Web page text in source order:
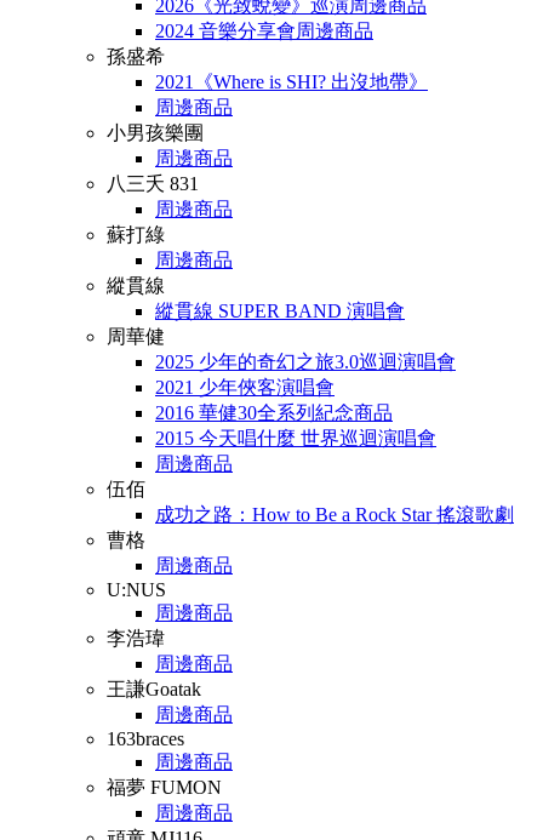
2026《光致蛻變》巡演周邊商品
2024 音樂分享會周邊商品
孫盛希
2021《Where is SHI? 出沒地帶》
周邊商品
小男孩樂團
周邊商品
八三夭 831
周邊商品
蘇打綠
周邊商品
縱貫線
縱貫線 SUPER BAND 演唱會
周華健
2025 少年的奇幻之旅3.0巡迴演唱會
2021 少年俠客演唱會
2016 華健30全系列紀念商品
2015 今天唱什麼 世界巡迴演唱會
周邊商品
伍佰
成功之路：How to Be a Rock Star 搖滾歌劇
曹格
周邊商品
U:NUS
周邊商品
李浩瑋
周邊商品
王謙Goatak
周邊商品
163braces
周邊商品
福夢 FUMON
周邊商品